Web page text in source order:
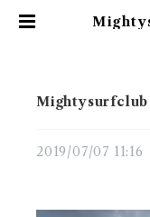
Mightysurfclub
2019/07/07 11:16